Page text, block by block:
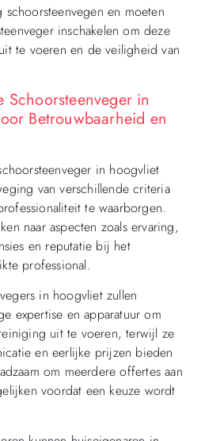
en moeten
inschakelen om deze
te voeren en de veiligheid van
Schoorsteenveger in
Betrouwbaarheid en
in hoogvliet
van verschillende criteria
te waarborgen.
naar aspecten zoals ervaring,
en reputatie bij het
professional.
in hoogvliet zullen
expertise en apparatuur om
uit te voeren, terwijl ze
en eerlijke prijzen bieden
om meerdere offertes aan
voordat een keuze wordt